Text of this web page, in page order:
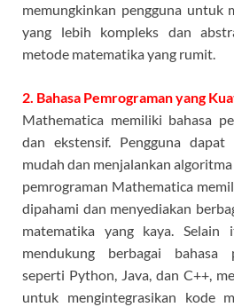
memungkinkan pengguna untuk
yang lebih kompleks dan
metode matematika yang rumit.
2. Bahasa Pemrograman yang
Mathematica memiliki bahasa
dan ekstensif. Pengguna
mudah dan menjalankan
pemrograman Mathematica
dipahami dan menyediakan
matematika yang kaya. Selain
mendukung berbagai bahasa
seperti Python, Java, dan C++,
untuk mengintegrasikan kode